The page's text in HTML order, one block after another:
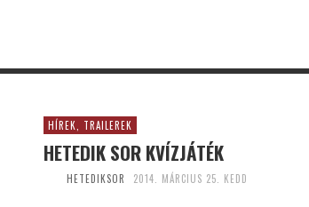
HÍREK, TRAILEREK
HETEDIK SOR KVÍZJÁTÉK
HETEDIKSOR 2014. MÁRCIUS 25. KEDD